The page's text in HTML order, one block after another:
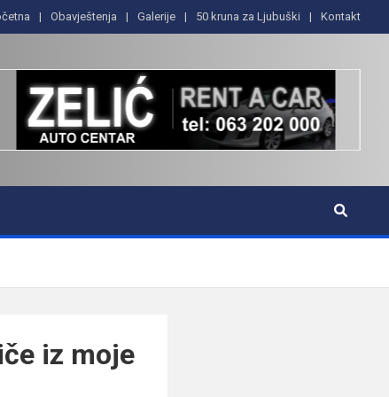
Obavještenja Galerije 50 kruna za Ljubuški Kontakt
iz moje